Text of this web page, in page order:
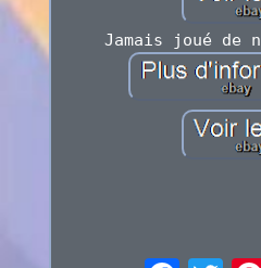
Jamais joué de